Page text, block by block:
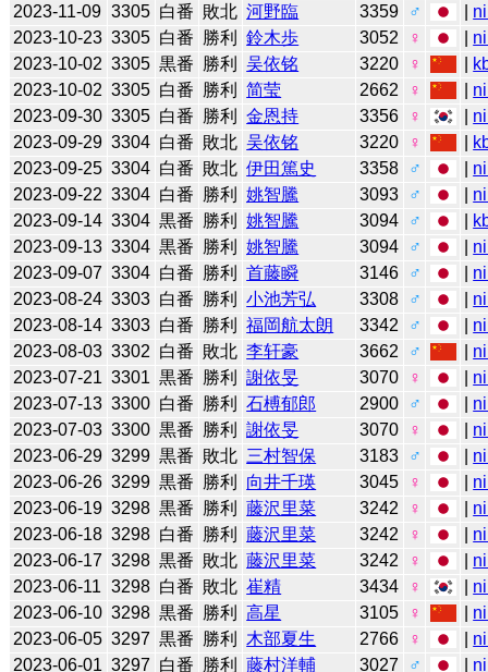
2023-11-09 3305 白番 敗北 河野臨 3359 ♂
2023-10-23 3305 白番 勝利 鈴木歩 3052 ♀
2023-10-02 3305 黒番 勝利 吴依铭 3220 ♀
2023-10-02 3305 白番 勝利 简莹 2662 ♀
2023-09-30 3305 白番 勝利 金恩持 3356 ♀
2023-09-29 3304 白番 敗北 吴依铭 3220 ♀
2023-09-25 3304 白番 敗北 伊田篤史 3358 ♂
2023-09-22 3304 白番 勝利 姚智騰 3093 ♂
2023-09-14 3304 黒番 勝利 姚智騰 3094 ♂
2023-09-13 3304 黒番 勝利 姚智騰 3094 ♂
2023-09-07 3304 白番 勝利 首藤瞬 3146 ♂
2023-08-24 3303 白番 勝利 小池芳弘 3308 ♂
2023-08-14 3303 白番 勝利 福岡航太朗 3342 ♂
2023-08-03 3302 白番 敗北 李轩豪 3662 ♂
2023-07-21 3301 黒番 勝利 謝依旻 3070 ♀
2023-07-13 3300 白番 勝利 石榑郁郎 2900 ♂
2023-07-03 3300 黒番 勝利 謝依旻 3070 ♀
2023-06-29 3299 黒番 敗北 三村智保 3183 ♂
2023-06-26 3299 黒番 勝利 向井千瑛 3045 ♀
2023-06-19 3298 黒番 勝利 藤沢里菜 3242 ♀
2023-06-18 3298 白番 勝利 藤沢里菜 3242 ♀
2023-06-17 3298 黒番 敗北 藤沢里菜 3242 ♀
2023-06-11 3298 白番 敗北 崔精 3434 ♀
2023-06-10 3298 黒番 勝利 高星 3105 ♀
2023-06-05 3297 黒番 勝利 木部夏生 2766 ♀
2023-06-01 3297 白番 勝利 藤村洋輔 3027 ♂